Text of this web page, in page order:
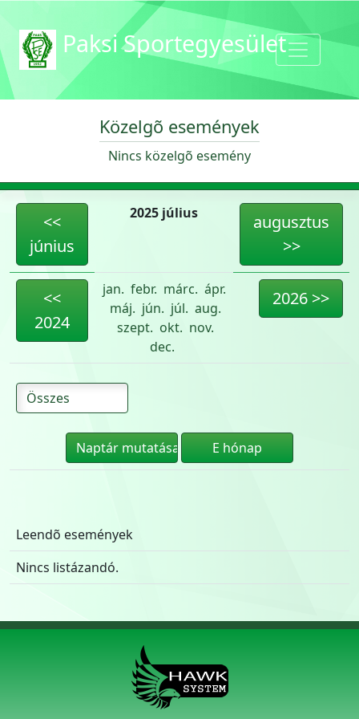
Paksi Sportegyesület
Közelgõ események
Nincs közelgõ esemény
<<
június
2025 július
augusztus
>>
<<
2024
jan. febr. márc. ápr.
máj. jún. júl. aug.
szept. okt. nov.
dec.
2026 >>
Leendõ események
Nincs listázandó.